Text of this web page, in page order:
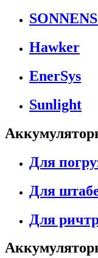
Hawker
EnerSys
Sunlight
Для
Для
Для